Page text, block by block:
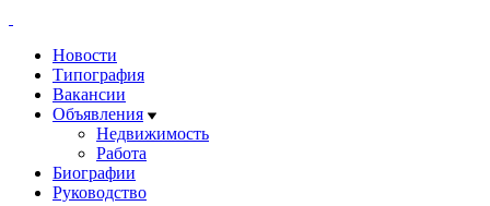
Новости
Типография
Вакансии
Объявления
Недвижимость
Работа
Биографии
Руководство